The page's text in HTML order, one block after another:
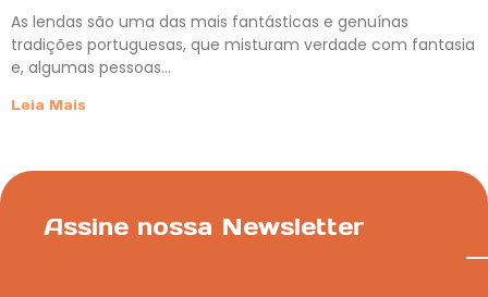
As lendas são uma das mais fantásticas e genuínas
tradições portuguesas, que misturam verdade com fantasia
e, algumas pessoas…
Leia Mais
Assine nossa Newsletter